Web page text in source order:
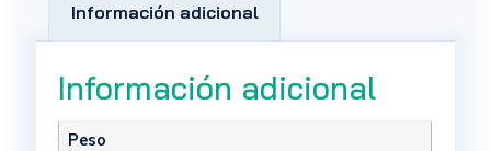
Información adicional
Información adicional
Peso